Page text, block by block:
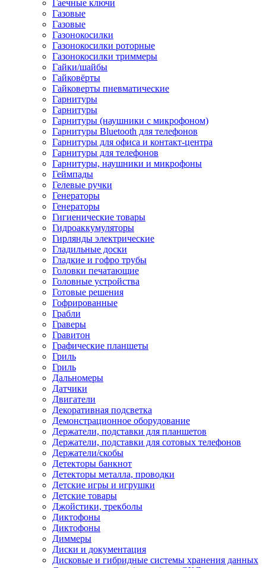
Гаечные ключи
Газовые
Газовые
Газонокосилки
Газонокосилки роторные
Газонокосилки триммеры
Гайки/шайбы
Гайковёрты
Гайковерты пневматические
Гарнитуры
Гарнитуры
Гарнитуры (наушники с микрофоном)
Гарнитуры Bluetooth для телефонов
Гарнитуры для офиса и контакт-центра
Гарнитуры для телефонов
Гарнитуры, наушники и микрофоны
Геймпады
Гелевые ручки
Генераторы
Генераторы
Гигиенические товары
Гидроаккумуляторы
Гирлянды электрические
Гладильные доски
Гладкие и гофро трубы
Головки печатающие
Головные устройства
Готовые решения
Гофрированные
Грабли
Граверы
Гравитон
Графические планшеты
Гриль
Гриль
Дальномеры
Датчики
Двигатели
Декоративная подсветка
Демонстрационное оборудование
Держатели, подставки для планшетов
Держатели, подставки для сотовых телефонов
Держатели/скобы
Детекторы банкнот
Детекторы металла, проводки
Детские игры и игрушки
Детские товары
Джойстики, трекболы
Диктофоны
Диктофоны
Диммеры
Диски и документация
Дисковые и гибридные системы хранения данных